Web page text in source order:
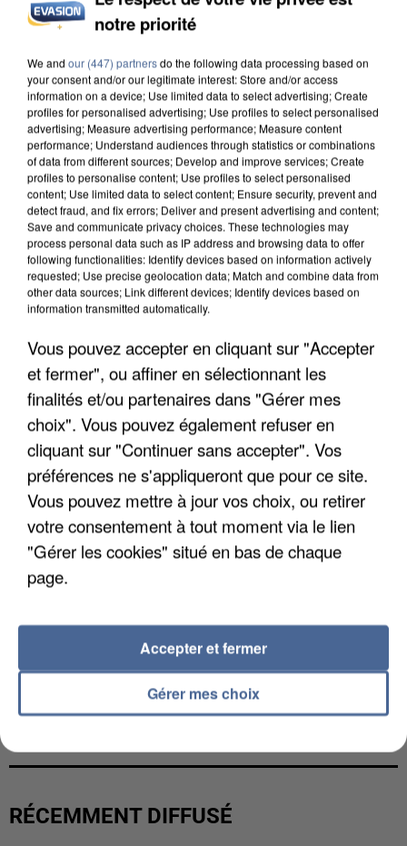
DE SOLIDARITÉ AVEC LES...
APRÈS TOUTES CES CANICULES, LES REFUGES
DE FAUNE SAUVAGE SONT...
L’UN DES FONDATEURS SUPPOSÉS DE LA DZ
MAFIA INTERPELLÉ EN ALGÉRIE
RÉCEMMENT DIFFUSÉ
notre priorité
We and our (447) partnersdo the following data processing based on
your consent and/or our legitimate interest: Store and/or access
information on a device; Use limited data to select advertising; Create
profiles for personalised advertising; Use profiles to select personalised
advertising; Measure advertising performance; Measure content
performance; Understand audiences through statistics or combinations
of data from different sources; Develop and improve services; Create
profiles to personalise content; Use profiles to select personalised
content; Use limited data to select content; Ensure security, prevent and
detect fraud, and fix errors; Deliver and present advertising and content;
Save and communicate privacy choices. These technologies may
process personal data such as IP address and browsing data to offer
following functionalities: Identify devices based on information actively
requested; Use precise geolocation data; Match and combine data from
other data sources; Link different devices; Identify devices based on
information transmitted automatically.
Vous pouvez accepter en cliquant sur "Accepter
et fermer", ou affiner en sélectionnant les
finalités et/ou partenaires dans "Gérer mes
choix". Vous pouvez également refuser en
cliquant sur "Continuer sans accepter". Vos
préférences ne s'appliqueront que pour ce site.
Vous pouvez mettre à jour vos choix, ou retirer
votre consentement à tout moment via le lien
"Gérer les cookies" situé en bas de chaque
page.
Gérer mes choix
Accepter et fermer